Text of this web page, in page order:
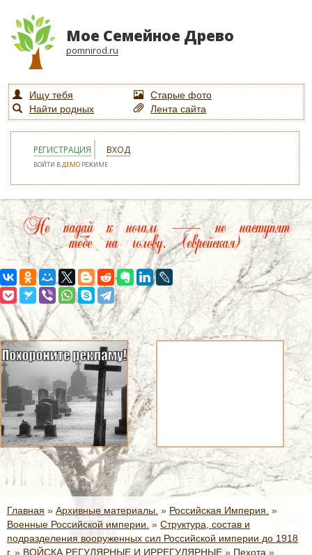
Мое Семейное Древо
pomnirod.ru
Ищу тебя
Старые фото
Найти родных
Лента сайта
РЕГИСТРАЦИЯ ВХОД
ВОЙТИ ВДЕМО РЕЖИМЕ
Не падай к ногам — не наступят
тебе на голову. (еврейская)
Главная » Архивные материалы. » Российская Империя. »
Военные Российской империи. » Структура, состав и
подразделения вооруженных сил Российской империи до 1918
г. » ВОЙСКА РЕГУЛЯРНЫЕ И ИРРЕГУЛЯРНЫЕ » Пехота »